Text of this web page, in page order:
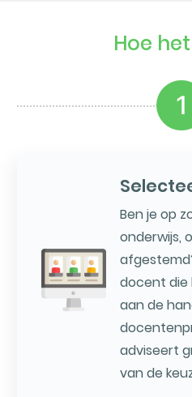
Hoe
1
Ben je op
onderwijs,
docent die
aan de
adviseert
van de